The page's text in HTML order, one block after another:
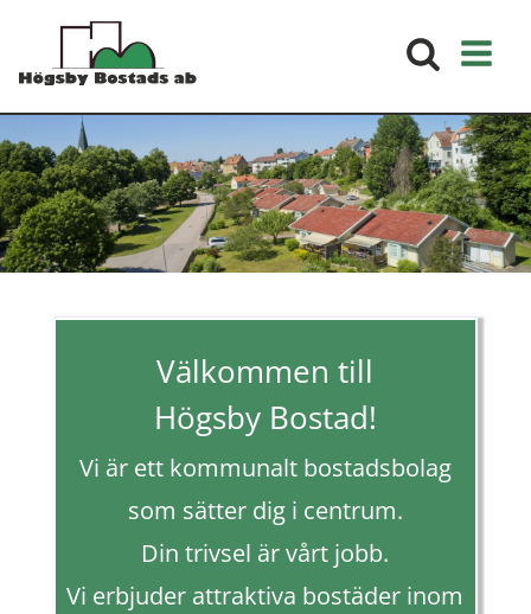
Välkommen till
Högsby Bostad!
Vi är ett kommunalt bostadsbolag
som sätter dig i centrum.
Din trivsel är vårt jobb.
Vi erbjuder attraktiva bostäder inom